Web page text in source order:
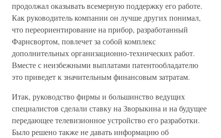
продолжал оказывать всемерную поддержку его работе.
Как руководитель компании он лучше других понимал,
что переориентирование на прибор, разработанный
Фарнсвортом, повлечет за собой комплекс
дополнительных организационно-технических работ.
Вместе с неизбежными выплатами патентообладателю
это приведет к значительным финансовым затратам.
Итак, руководство фирмы и большинство ведущих
специалистов сделали ставку на Зворыкина и на будущее
передающее телевизионное устройство его разработки.
Было решено также не давать информацию об